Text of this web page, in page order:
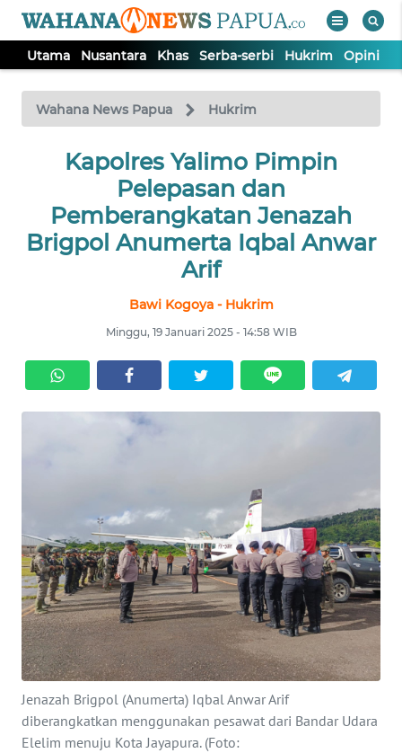
Utama Nusantara Khas Serba-serbi Hukrim Opini
Wahana News Papua Hukrim
Kapolres Yalimo Pimpin
Pelepasan dan
Pemberangkatan Jenazah
Brigpol Anumerta Iqbal Anwar
Arif
Bawi Kogoya - Hukrim
Minggu, 19 Januari 2025 - 14:58 WIB
Jenazah Brigpol (Anumerta) Iqbal Anwar Arif
diberangkatkan menggunakan pesawat dari Bandar Udara
Elelim menuju Kota Jayapura. (Foto:
TV
Tutup
UTAMA
NUSANTARA
KHAS
HUKRIM
INDEKS
BERITA
KONTAK
KAMI
INFO
IKLAN